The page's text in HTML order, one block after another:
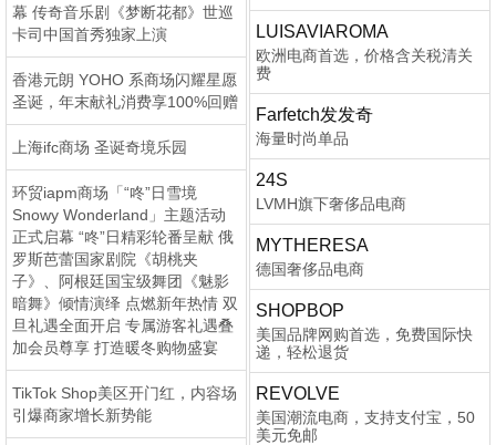
幕 传奇音乐剧《梦断花都》世巡
卡司中国首秀独家上演
香港元朗 YOHO 系商场闪耀星愿
圣诞，年末献礼消费享100%回赠
上海ifc商场 圣诞奇境乐园
环贸iapm商场「“咚”日雪境
Snowy Wonderland」主题活动
正式启幕 “咚”日精彩轮番呈献 俄
罗斯芭蕾国家剧院《胡桃夹
子》、阿根廷国宝级舞团《魅影
暗舞》倾情演绎 点燃新年热情 双
旦礼遇全面开启 专属游客礼遇叠
加会员尊享 打造暖冬购物盛宴
TikTok Shop美区开门红，内容场
引爆商家增长新势能
LUISAVIAROMA
欧洲电商首选，价格含关税清关
费
Farfetch发发奇
海量时尚单品
24S
LVMH旗下奢侈品电商
MYTHERESA
德国奢侈品电商
SHOPBOP
美国品牌网购首选，免费国际快
递，轻松退货
REVOLVE
美国潮流电商，支持支付宝，50
美元免邮